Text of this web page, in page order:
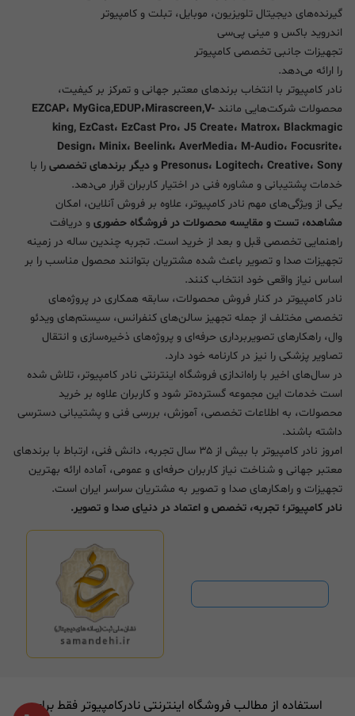
گیرنده‌های دیجیتال تلویزیون، موبایل، تبلت و کامپیوتر
اندروید باکس و مینی پی‌سی
تجهیزات جانبی تخصصی کامپیوتر
را ارائه می‌دهد.
نادر کامپیوتر با انتخاب برندهای معتبر جهانی و تمرکز بر کیفیت،
محصولات شرکت‌هایی مانند EZCAP، MyGica,EDUP،Mirascreen,V-
king, EzCast، EzCast Pro، J5 Create، Matrox، Blackmagic
Design، Minix، Beelink، AverMedia، M-Audio، Focusrite،
Presonus، Logitech، Creative، Sony و دیگر برندهای تخصصی
را با
خدمات پشتیبانی و مشاوره فنی در اختیار کاربران قرار می‌دهد.
یکی از ویژگی‌های مهم نادر کامپیوتر، علاوه بر فروش آنلاین، امکان
مشاهده، تست و مقایسه محصولات در فروشگاه حضوری و دریافت
راهنمایی تخصصی قبل و بعد از خرید است. تجربه چندین ساله در زمینه
تجهیزات صدا و تصویر باعث شده مشتریان بتوانند محصول مناسب را بر
اساس نیاز واقعی خود انتخاب کنند.
نادر کامپیوتر در کنار فروش محصولات، سابقه همکاری در پروژه‌های
تخصصی مختلف از جمله تجهیز سالن‌های کنفرانس، سیستم‌های ویدئو
وال، راهکارهای تصویربرداری حرفه‌ای و پروژه‌های ذخیره‌سازی و انتقال
تصاویر پزشکی را نیز در کارنامه خود دارد.
در سال‌های اخیر با راه‌اندازی فروشگاه اینترنتی نادر کامپیوتر، تلاش شده
است خدمات این مجموعه گسترده‌تر شود و کاربران علاوه بر خرید
محصولات، به اطلاعات تخصصی، آموزش، بررسی فنی و پشتیبانی دسترسی
داشته باشند.
امروز نادر کامپیوتر با بیش از ۳۵ سال تجربه، دانش فنی، ارتباط با برندهای
معتبر جهانی و شناخت نیاز کاربران حرفه‌ای و عمومی، آماده ارائه بهترین
تجهیزات و راهکارهای صدا و تصویر به مشتریان سراسر ایران است.
نادر کامپیوتر؛ تجربه، تخصص و اعتماد در دنیای صدا و تصویر.
استفاده از مطالب فروشگاه اینترنتی نادرکامپیوتر فقط برای